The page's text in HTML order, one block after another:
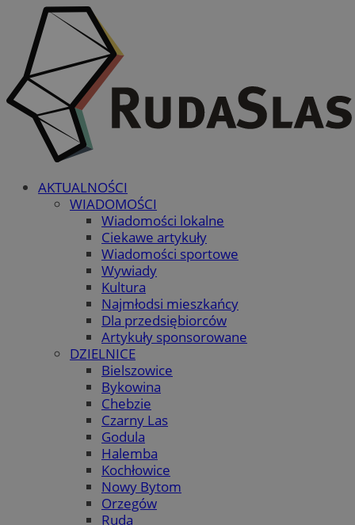
AKTUALNOŚCI
WIADOMOŚCI
Wiadomości lokalne
Ciekawe artykuły
Wiadomości sportowe
Wywiady
Kultura
Najmłodsi mieszkańcy
Dla przedsiębiorców
Artykuły sponsorowane
DZIELNICE
Bielszowice
Bykowina
Chebzie
Czarny Las
Godula
Halemba
Kochłowice
Nowy Bytom
Orzegów
Ruda